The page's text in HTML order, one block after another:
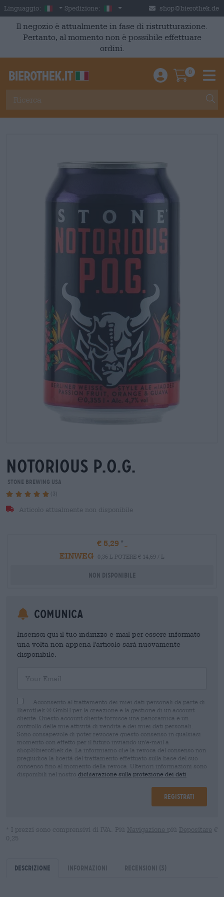
Skip to main content
Linguaggio: Italian
Spedizione: Italia shop@bierothek.de
Il negozio è attualmente in fase di ristrutturazione.
Pertanto, al momento non è possibile effettuare
ordini.
Einloggen /
0
notorious p.o.g.
Stone Brewing USA
(3)
Articolo attualmente non disponibile
€ 5,29
EINWEG
0,36 L POTERE € 14,69 / L
Non disponibile
Comunica
Inserisci qui il tuo indirizzo e-mail per essere informato
una volta non appena l'articolo sarà nuovamente
disponibile.
Acconsento al trattamento dei miei dati personali da parte di
Bierothek ® GmbH per la creazione e la gestione di un account
cliente. Questo account cliente fornisce una panoramica e un
controllo delle mie attività di vendita e dei miei dati personali.
Sono consapevole di poter revocare questo consenso in qualsiasi
momento con effetto per il futuro inviando un'e-mail a
shop@bierothek.de. La informiamo che la revoca del consenso non
pregiudica la liceità del trattamento effettuato sulla base del suo
consenso fino al momento della revoca. Ulteriori informazioni sono
disponibili nel nostro dichiarazione sulla protezione dei dati
Registrati
* I prezzi sono comprensivi di IVA. Più Navigazione più Depositare €
0,25
Descrizione Informazioni Recensioni (3)